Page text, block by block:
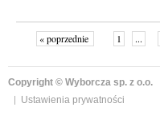
« poprzednie 1 ...
Copyright © Wyborcza sp. z o.o.
Ustawienia prywatności